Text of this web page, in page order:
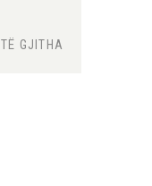
TË GJITHA